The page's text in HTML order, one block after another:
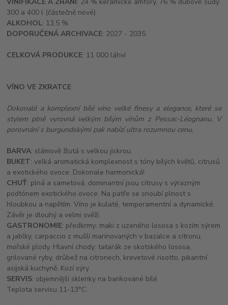
300 a 400 l (částečně nové)
ALKOHOL: 13,5 %
DOPORUČENÁ ARCHIVACE: 2027 - 2035
CELKOVÁ PRODUKCE: 11 000 láhví
VÍNO VE ZKRATCE
Dokonalé a komplexní bílé víno velké finesy a elegance, které se
stylem plně vyrovná velkým bílým vínům z Pessac-Léognanu. V
porovnání s burgundskými pak nabízí ultra rozumnou cenu.
BARVA: slámově žlutá s velkou jiskrou.
BUKET: velká aromatická komplexnost s tóny bílých květů, citrusů
a exotického ovoce. Dokonale harmonická!
CHUŤ: plná a sametová, dominantní jsou citrusy s výrazným
podtónem exotického ovoce. Na patře se snoubí plnost s
hloubkou a napětím. Víno je kulaté, temperamentní a dynamické.
Závěr je dlouhý a velmi svěží.
GASTRONOMIE: předkrmy: maki z uzeného lososa s kozím sýrem
a jablky, carpaccio z mušlí marinovaných v bazalce a citronu,
mořské plody. Hlavní chody: tatarák ze skotského lososa,
grilované ryby, drůbež na citronech, krevetové risotto, pikantní
asijská kuchyně. Kozí sýry.
SERVIS: objemnější sklenky na barikované bílé
Teplota servisu 11-13°C.